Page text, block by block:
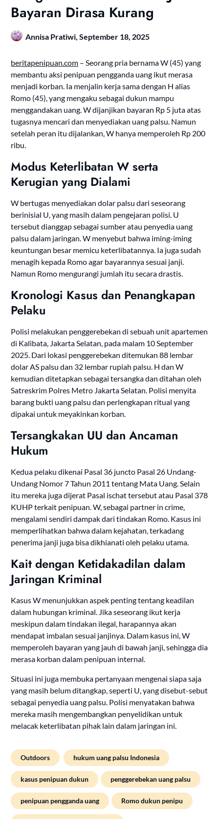
Bayaran Dirasa Kurang
Annisa Pratiwi,September 18, 2025
beritapenipuan.com – Seorang pria bernama W (45) yang
membantu aksi penipuan pengganda uang ikut merasa
menjadi korban. Ia menjalin kerja sama dengan H alias
Romo (45), yang mengaku sebagai dukun mampu
menggandakan uang. W dijanjikan bayaran Rp 5 juta atas
tugasnya mencari dan menyediakan uang palsu. Namun
setelah peran itu dijalankan, W hanya memperoleh Rp 200
ribu.
Modus Keterlibatan W serta
Kerugian yang Dialami
W bertugas menyediakan dolar palsu dari seseorang
berinisial U, yang masih dalam pengejaran polisi. U
tersebut dianggap sebagai sumber atau penyedia uang
palsu dalam jaringan. W menyebut bahwa iming-iming
keuntungan besar memicu keterlibatannya. Ia juga sudah
menagih kepada Romo agar bayarannya sesuai janji.
Namun Romo mengurangi jumlah itu secara drastis.
Kronologi Kasus dan Penangkapan
Pelaku
Polisi melakukan penggerebekan di sebuah unit apartemen
di Kalibata, Jakarta Selatan, pada malam 10 September
2025. Dari lokasi penggerebekan ditemukan 88 lembar
dolar AS palsu dan 32 lembar rupiah palsu. H dan W
kemudian ditetapkan sebagai tersangka dan ditahan oleh
Satreskrim Polres Metro Jakarta Selatan. Polisi menyita
barang bukti uang palsu dan perlengkapan ritual yang
dipakai untuk meyakinkan korban.
Tersangkakan UU dan Ancaman
Hukum
Kedua pelaku dikenai Pasal 36 juncto Pasal 26 Undang-
Undang Nomor 7 Tahun 2011 tentang Mata Uang. Selain
itu mereka juga dijerat Pasal ischat tersebut atau Pasal 378
KUHP terkait penipuan. W, sebagai partner in crime,
mengalami sendiri dampak dari tindakan Romo. Kasus ini
memperlihatkan bahwa dalam kejahatan, terkadang
penerima janji juga bisa dikhianati oleh pelaku utama.
Kait dengan Ketidakadilan dalam
Jaringan Kriminal
Kasus W menunjukkan aspek penting tentang keadilan
dalam hubungan kriminal. Jika seseorang ikut kerja
meskipun dalam tindakan ilegal, harapannya akan
mendapat imbalan sesuai janjinya. Dalam kasus ini, W
memperoleh bayaran yang jauh di bawah janji, sehingga dia
merasa korban dalam penipuan internal.
Situasi ini juga membuka pertanyaan mengenai siapa saja
yang masih belum ditangkap, seperti U, yang disebut-sebut
sebagai penyedia uang palsu. Polisi menyatakan bahwa
mereka masih mengembangkan penyelidikan untuk
melacak keterlibatan pihak lain dalam jaringan ini.
Outdoors hukum uang palsu Indonesia
kasus penipuan dukun penggerebekan uang palsu
penipuan pengganda uang Romo dukun penipu